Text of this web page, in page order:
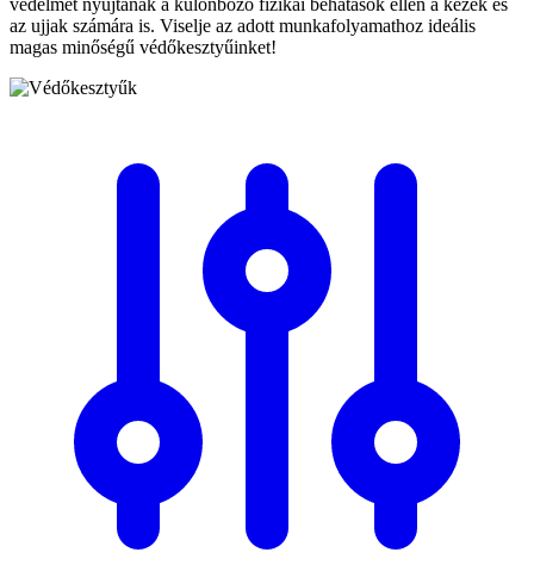
az ujjak számára is. Viselje az adott munkafolyamathoz ideális
magas minőségű védőkesztyűinket!